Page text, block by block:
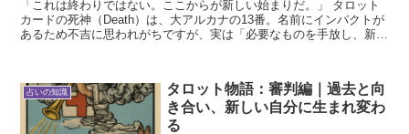
「これは終わりではない。ここからが新しい始まりだ。」 タロット
カードの死神（Death）は、大アルカナの13番。名前にインパクトが
あるため不吉に思われがちですが、実は「必要なものを手放し、新し
占いの知識
タロット物語：審判編｜過去と向
き合い、新しい自分に生まれ変わ
る